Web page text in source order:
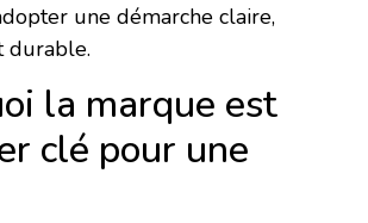
une démarche claire,
durable.
la marque est
clé pour une